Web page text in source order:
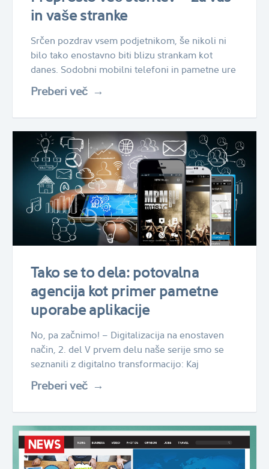
in vaše stranke
Srčen pozdrav vsem podjetnikom, še nikoli ni
bilo tako enostavno biti blizu strankam kot
danes. Sodobni mobilni telefoni in pametne ure
Preberi več
Tako se to dela: potovalna
agencija kot primer pametne
uporabe aplikacije
No, pa začnimo! – Digitalizacija na enostaven
način, 2. del V prvem delu naše serije smo se
seznanili z digitalno transformacijo: Kaj
Preberi več